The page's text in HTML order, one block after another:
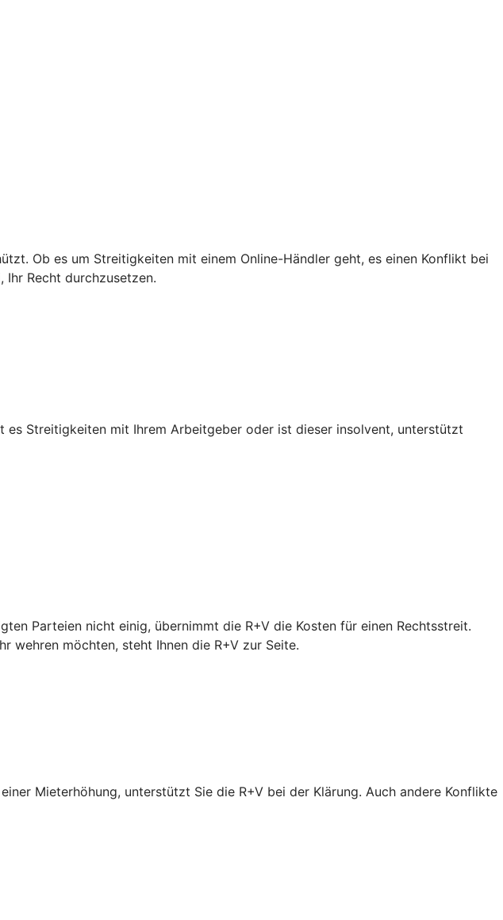
Ob es um Streitigkeiten mit einem Online-Händler geht, es einen Konflikt bei
Recht durchzusetzen.
es Streitigkeiten mit Ihrem Arbeitgeber oder ist dieser insolvent, unterstützt
Parteien nicht einig, übernimmt die R+V die Kosten für einen Rechtsstreit.
wehren möchten, steht Ihnen die R+V zur Seite.
Mieterhöhung, unterstützt Sie die R+V bei der Klärung. Auch andere Konflikte